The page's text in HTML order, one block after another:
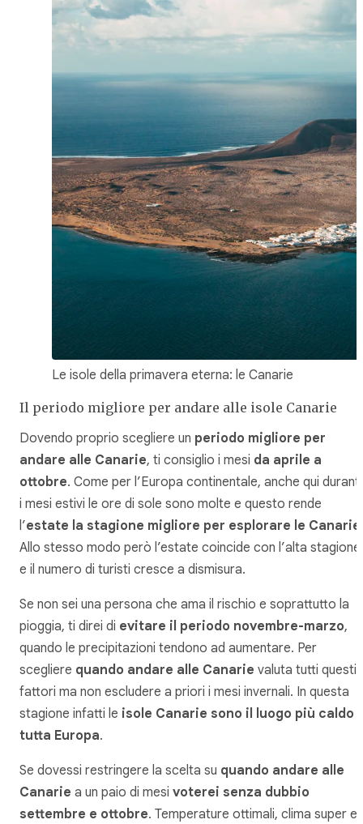
Le isole della primavera eterna: le Canarie
Il periodo migliore per andare alle isole Canarie
Dovendo proprio scegliere un periodo migliore per
andare alle Canarie, ti consiglio i mesi da aprile a
ottobre. Come per l’Europa continentale, anche qui
i mesi estivi le ore di sole sono molte e questo rende
l’estate la stagione migliore per esplorare le Canarie
Allo stesso modo però l’estate coincide con l’alta stagione
e il numero di turisti cresce a dismisura.
Se non sei una persona che ama il rischio e soprattutto la
pioggia, ti direi di evitare il periodo novembre-marzo,
quando le precipitazioni tendono ad aumentare. Per
scegliere quando andare alle Canarie valuta tutti questi
fattori ma non escludere a priori i mesi invernali. In questa
stagione infatti le isole Canarie sono il luogo più caldo
tutta Europa.
Se dovessi restringere la scelta su quando andare alle
Canarie a un paio di mesi voterei senza dubbio
settembre e ottobre. Temperature ottimali, clima super e